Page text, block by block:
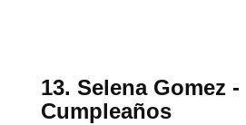
13. Selena Gomez -
Cumpleaños